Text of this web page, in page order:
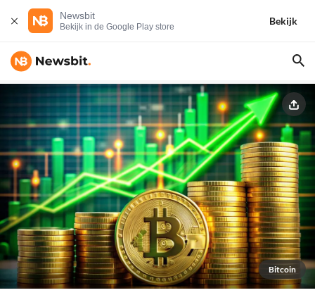
Newsbit
Bekijk in de Google Play store
Bekijk
Bitcoin